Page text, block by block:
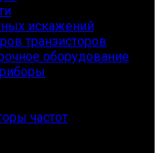
искажений
транзисторов
оборудование
частот